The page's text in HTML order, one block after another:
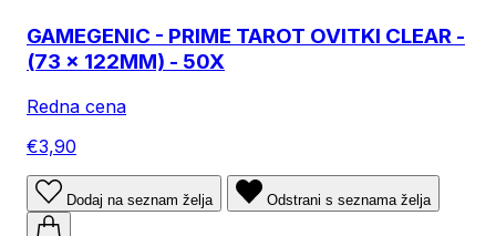
GAMEGENIC - PRIME TAROT OVITKI CLEAR -
(73 x 122MM) - 50X
Redna cena
€3,90
Dodaj na seznam želja Odstrani s seznama želja